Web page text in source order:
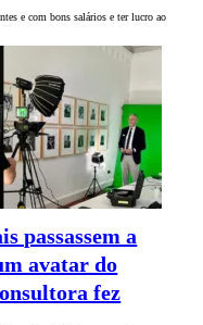
e com bons salários e ter lucro ao
passassem a
avatar do
fez